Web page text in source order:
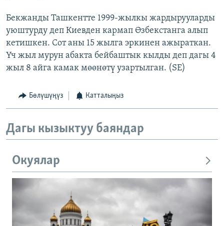
Бекжанды Ташкентте 1999-жылкы жардырууларды
уюштурду деп Киевден кармап Өзбекстанга алып
кетишкен. Сот аны 15 жылга эркинен ажыраткан.
Үч жыл мурун абакта бейбаштык кылды деп дагы 4
жыл 8 айга камак мөөнөтү узартылган. (SE)
Бөлүшүңүз Катталыңыз
Дагы кызыктуу баяндар
Окуялар